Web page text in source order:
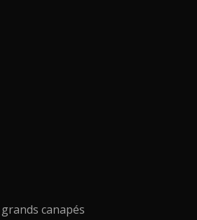
canapés